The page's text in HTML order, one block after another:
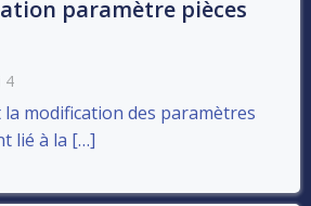
paramètre pièces
4
modification des paramètres
lié à la […]